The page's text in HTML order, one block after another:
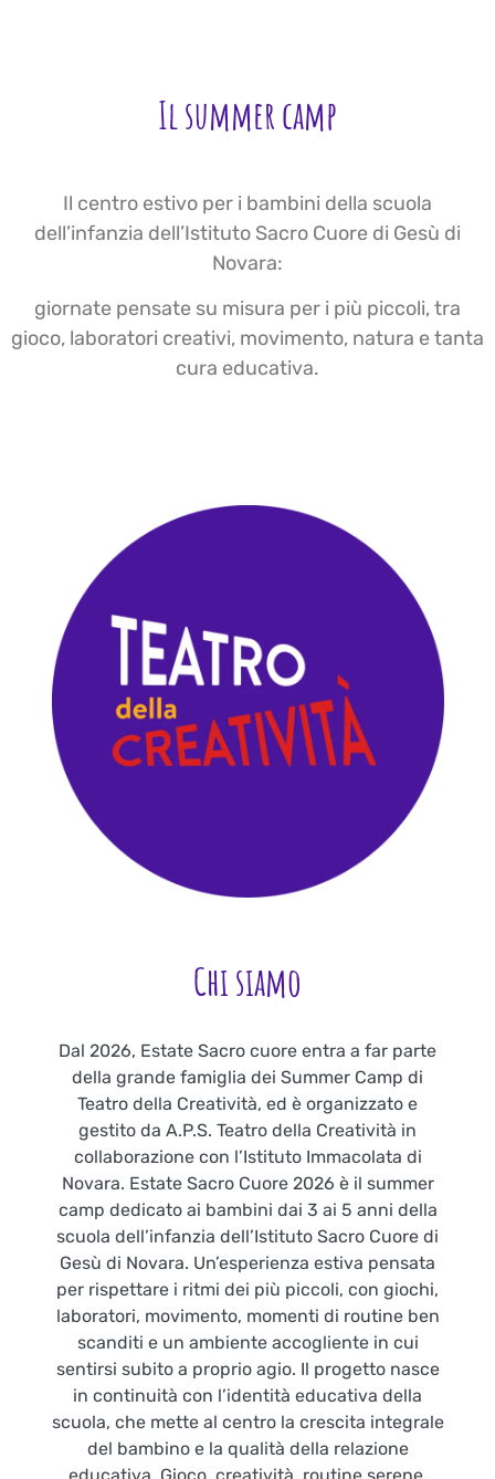
Il summer camp
Il centro estivo per i bambini della scuola
dell’infanzia dell’Istituto Sacro Cuore di Gesù di
Novara:
giornate pensate su misura per i più piccoli, tra
gioco, laboratori creativi, movimento, natura e tanta
cura educativa.
Chi siamo
Dal 2026, Estate Sacro cuore entra a far parte
della grande famiglia dei Summer Camp di
Teatro della Creatività, ed è organizzato e
gestito da A.P.S. Teatro della Creatività in
collaborazione con l’Istituto Immacolata di
Novara. Estate Sacro Cuore 2026 è il summer
camp dedicato ai bambini dai 3 ai 5 anni della
scuola dell’infanzia dell’Istituto Sacro Cuore di
Gesù di Novara. Un’esperienza estiva pensata
per rispettare i ritmi dei più piccoli, con giochi,
laboratori, movimento, momenti di routine ben
scanditi e un ambiente accogliente in cui
sentirsi subito a proprio agio. Il progetto nasce
in continuità con l’identità educativa della
scuola, che mette al centro la crescita integrale
del bambino e la qualità della relazione